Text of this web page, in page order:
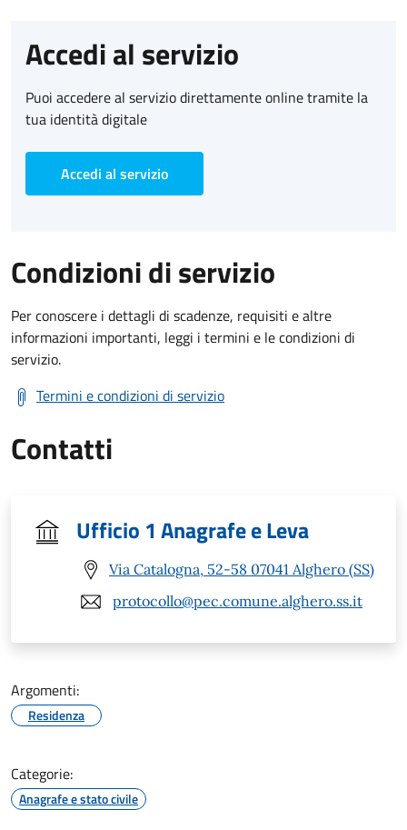
Accedi al servizio
Puoi accedere al servizio direttamente online tramite la
tua identità digitale
Accedi al servizio
Condizioni di servizio
Per conoscere i dettagli di scadenze, requisiti e altre
informazioni importanti, leggi i termini e le condizioni di
servizio.
Termini e condizioni di servizio
Contatti
Ufficio 1 Anagrafe e Leva
Via Catalogna, 52-58 07041 Alghero (SS)
protocollo@pec.comune.alghero.ss.it
Argomenti:
Residenza
Categorie:
Anagrafe e stato civile